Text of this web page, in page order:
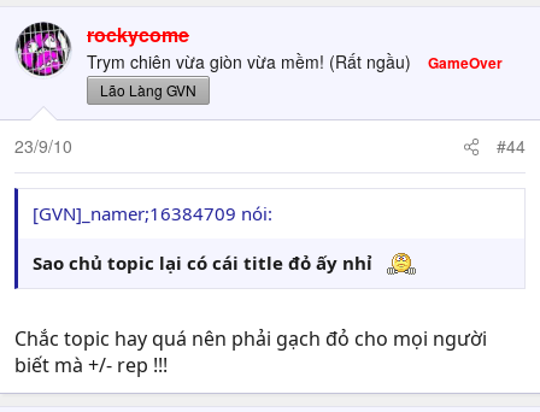
rockycome
Trym chiên vừa giòn vừa mềm! (Rất ngầu) GameOver
Lão Làng GVN
23/9/10 #44
[GVN]­_namer;16384709 nói:
Sao chủ topic lại có cái title đỏ ấy nhỉ
Chắc topic hay quá nên phải gạch đỏ cho mọi người
biết mà +/- rep !!!